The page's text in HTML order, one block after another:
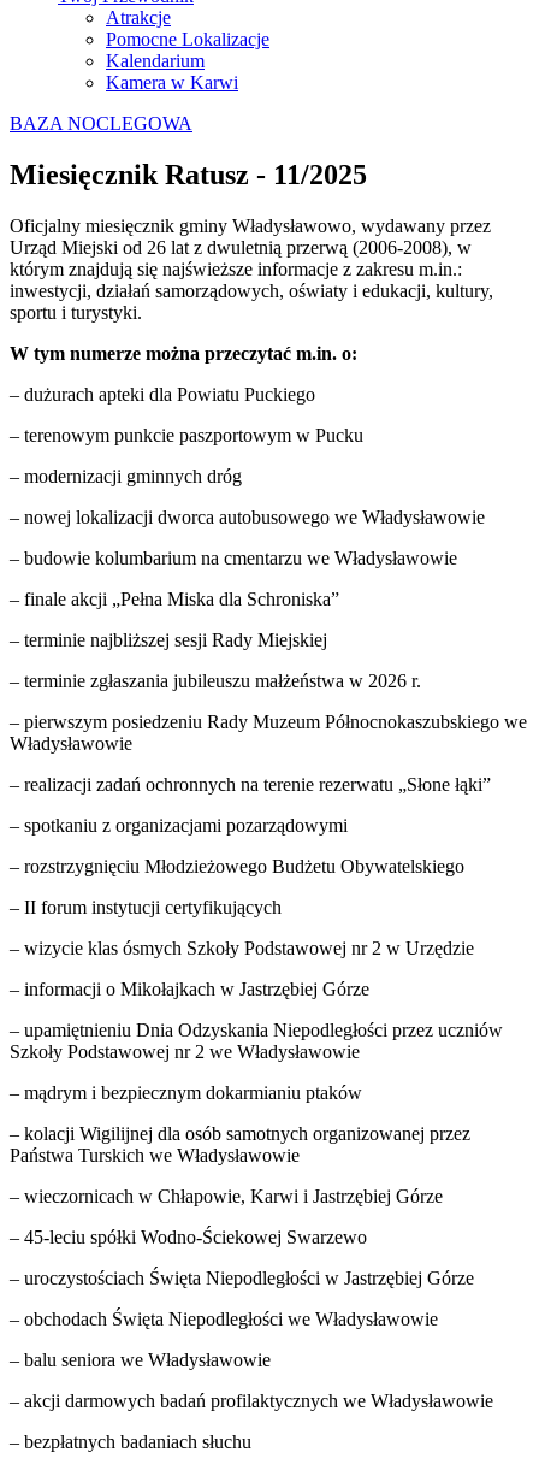
Atrakcje
Pomocne Lokalizacje
Kalendarium
Kamera w Karwi
BAZA NOCLEGOWA
Miesięcznik Ratusz - 11/2025
Oficjalny miesięcznik gminy Władysławowo, wydawany przez
Urząd Miejski od 26 lat z dwuletnią przerwą (2006-2008), w
którym znajdują się najświeższe informacje z zakresu m.in.:
inwestycji, działań samorządowych, oświaty i edukacji, kultury,
sportu i turystyki.
W tym numerze można przeczytać m.in. o:
– dużurach apteki dla Powiatu Puckiego
– terenowym punkcie paszportowym w Pucku
– modernizacji gminnych dróg
– nowej lokalizacji dworca autobusowego we Władysławowie
– budowie kolumbarium na cmentarzu we Władysławowie
– finale akcji „Pełna Miska dla Schroniska”
– terminie najbliższej sesji Rady Miejskiej
– terminie zgłaszania jubileuszu małżeństwa w 2026 r.
– pierwszym posiedzeniu Rady Muzeum Północnokaszubskiego we
Władysławowie
– realizacji zadań ochronnych na terenie rezerwatu „Słone łąki”
– spotkaniu z organizacjami pozarządowymi
– rozstrzygnięciu Młodzieżowego Budżetu Obywatelskiego
– II forum instytucji certyfikujących
– wizycie klas ósmych Szkoły Podstawowej nr 2 w Urzędzie
– informacji o Mikołajkach w Jastrzębiej Górze
– upamiętnieniu Dnia Odzyskania Niepodległości przez uczniów
Szkoły Podstawowej nr 2 we Władysławowie
– mądrym i bezpiecznym dokarmianiu ptaków
– kolacji Wigilijnej dla osób samotnych organizowanej przez
Państwa Turskich we Władysławowie
– wieczornicach w Chłapowie, Karwi i Jastrzębiej Górze
– 45-leciu spółki Wodno-Ściekowej Swarzewo
– uroczystościach Święta Niepodległości w Jastrzębiej Górze
– obchodach Święta Niepodległości we Władysławowie
– balu seniora we Władysławowie
– akcji darmowych badań profilaktycznych we Władysławowie
– bezpłatnych badaniach słuchu